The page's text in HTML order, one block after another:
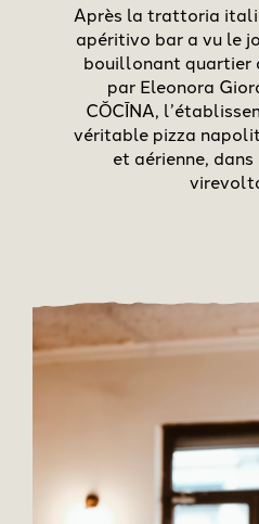
Après la trattoria
apéritivo bar a vu le
bouillonant quartier
par Eleonora
CŎCĪNA,
véritable pizza
et aérienne,